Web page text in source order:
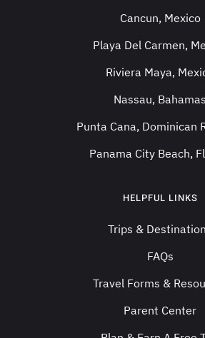
Cancun, Mexico
Playa Del Carmen,
Riviera Maya,
Nassau, Bahamas
Punta Cana, Dominican
Panama City Beach,
HELPFUL LINKS
Trips &
FAQs
Travel Forms &
Parent Center